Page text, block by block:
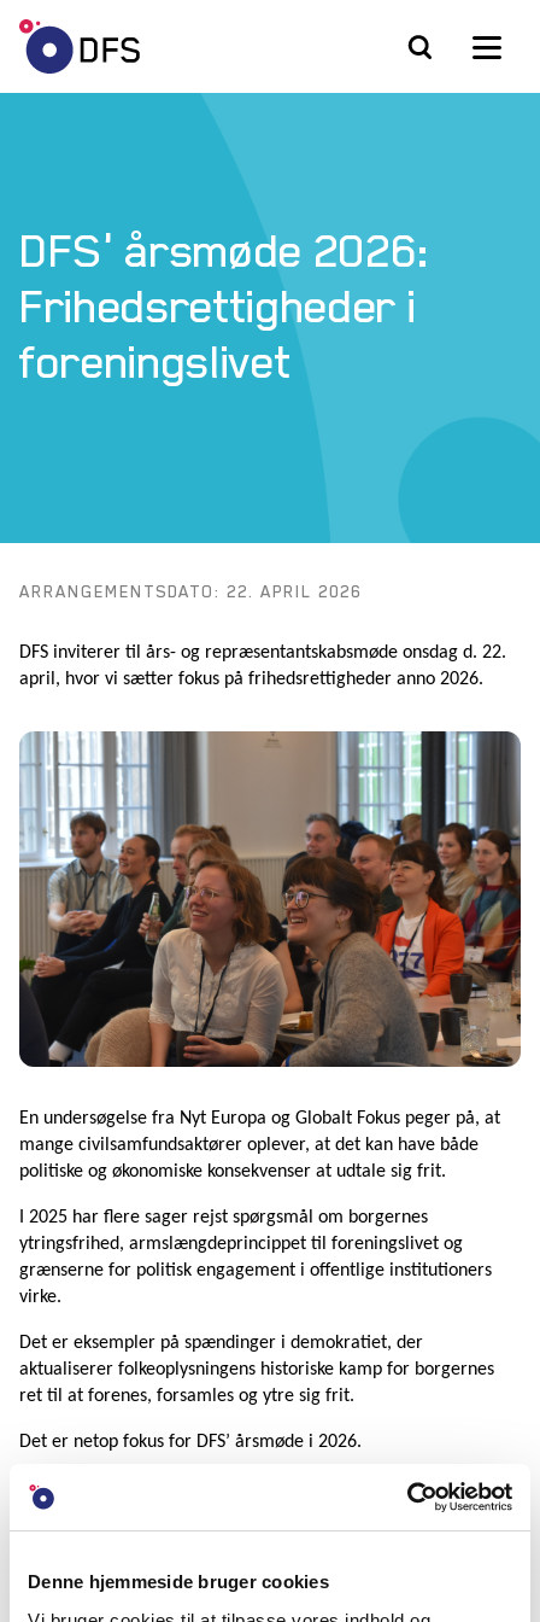
Denne hjemmeside bruger cookies
DFS' årsmøde 2026:
Frihedsrettigheder i
foreningslivet
ARRANGEMENTSDATO: 22. APRIL 2026
DFS inviterer til års- og repræsentantskabsmøde onsdag d. 22.
april, hvor vi sætter fokus på frihedsrettigheder anno 2026.
En undersøgelse fra Nyt Europa og Globalt Fokus peger på, at
mange civilsamfundsaktører oplever, at det kan have både
politiske og økonomiske konsekvenser at udtale sig frit.
I 2025 har flere sager rejst spørgsmål om borgernes
ytringsfrihed, armslængdeprincippet til foreningslivet og
grænserne for politisk engagement i offentlige institutioners
virke.
Det er eksempler på spændinger i demokratiet, der
aktualiserer folkeoplysningens historiske kamp for borgernes
ret til at forenes, forsamles og ytre sig frit.
Det er netop fokus for DFS’ årsmøde i 2026.
hvordan du tilmelder dig